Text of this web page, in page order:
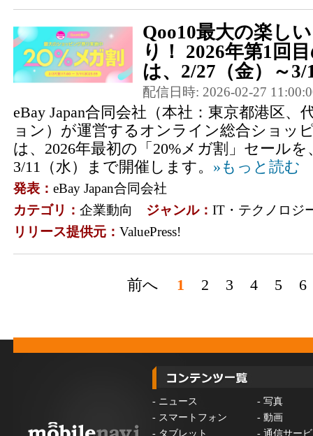
Qoo10最大の楽し
り！ 2026年第1回
は、2/27（金）～3/
配信日時: 2026-02-27
eBay Japan合同会社（本社：東京都港区、
ョン）が運営するオンライン総合ショッ
は、2026年最初の「20%メガ割」セールを
3/11（水）まで開催します。 »もっと読む
発表： eBay Japan合同会社
カテゴリ： 企業動向 ジャンル： IT・テクノロジ
リリース提供元： ValuePress!
前へ 1 2 3 4 5 6
- ニュース - 写真
- スマートフォン - 動画
- タブレット - 通信サー